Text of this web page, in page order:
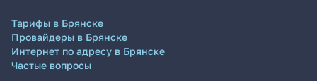
Тарифы в Брянске
Провайдеры в Брянске
Интернет по адресу в Брянске
Частые вопросы